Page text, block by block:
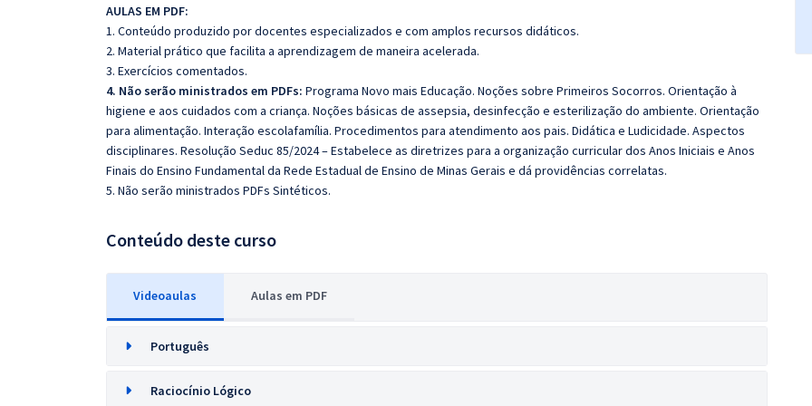
AULAS EM PDF:
1. Conteúdo produzido por docentes especializados e com amplos recursos didáticos.
2. Material prático que facilita a aprendizagem de maneira acelerada.
3. Exercícios comentados.
4. Não serão ministrados em PDFs: Programa Novo mais Educação. Noções sobre Primeiros Socorros. Orientação à
higiene e aos cuidados com a criança. Noções básicas de assepsia, desinfecção e esterilização do ambiente. Orientação
para alimentação. Interação escolafamília. Procedimentos para atendimento aos pais. Didática e Ludicidade. Aspectos
disciplinares. Resolução Seduc 85/2024 – Estabelece as diretrizes para a organização curricular dos Anos Iniciais e Anos
Finais do Ensino Fundamental da Rede Estadual de Ensino de Minas Gerais e dá providências correlatas.
5. Não serão ministrados PDFs Sintéticos.
Conteúdo deste curso
Videoaulas Aulas em PDF
Português
Raciocínio Lógico